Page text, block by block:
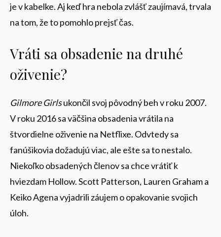
je v kabelke. Aj keď hra nebola zvlášť zaujímavá, trvala
na tom, že to pomohlo prejsť čas.
Vráti sa obsadenie na druhé
oživenie?
Gilmore Girlsukončil svoj pôvodný beh v roku 2007.
V roku 2016 sa väčšina obsadenia vrátila na
štvordielne oživenie na Netflixe. Odvtedy sa
fanúšikovia dožadujú viac, ale ešte sa to nestalo.
Niekoľko obsadených členov sa chce vrátiť k
hviezdam Hollow. Scott Patterson, Lauren Graham a
Keiko Agena vyjadrili záujem o opakovanie svojich
úloh.